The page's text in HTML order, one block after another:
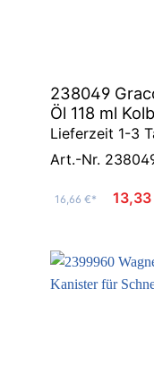
238049
Öl 118 ml
Lieferzeit 1-3
Art.-Nr.
16,66 €*